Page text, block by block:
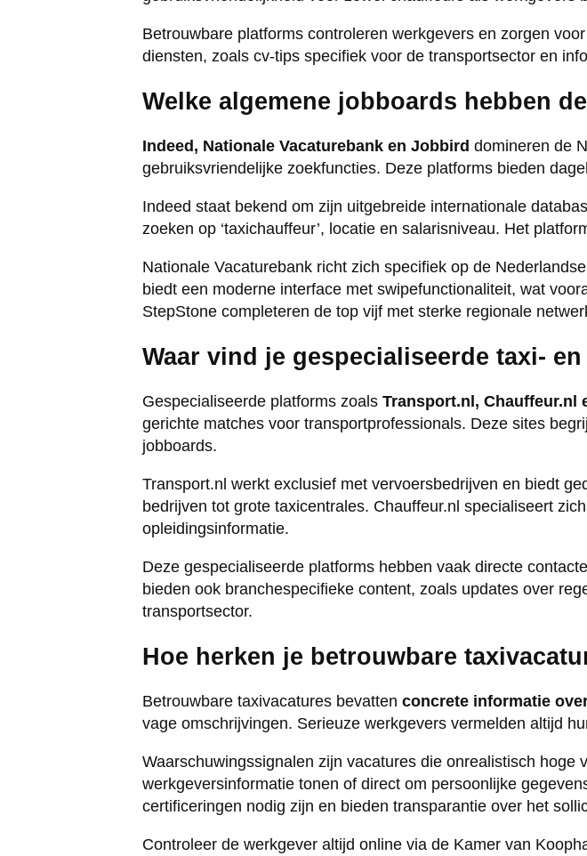
Betrouwbare platforms controleren werkgevers en zorgen
diensten, zoals cv-tips specifiek voor de transportsector en
Welke algemene jobboards hebben
Indeed, Nationale Vacaturebank en Jobbird domineren de
gebruiksvriendelijke zoekfuncties. Deze platforms bieden
Indeed staat bekend om zijn uitgebreide internationale
zoeken op ‘taxichauffeur’, locatie en salarisniveau. Het
Nationale Vacaturebank richt zich specifiek op de
biedt een moderne interface met swipefunctionaliteit, wat
StepStone completeren de top vijf met sterke regionale
Waar vind je gespecialiseerde taxi-
Gespecialiseerde platforms zoals Transport.nl, Chauffeur.nl
gerichte matches voor transportprofessionals. Deze sites
jobboards.
Transport.nl werkt exclusief met vervoersbedrijven en biedt
bedrijven tot grote taxicentrales. Chauffeur.nl specialiseert
opleidingsinformatie.
Deze gespecialiseerde platforms hebben vaak directe
bieden ook branchespecifieke content, zoals updates over
transportsector.
Hoe herken je betrouwbare
Betrouwbare taxivacatures bevatten concrete informatie
vage omschrijvingen. Serieuze werkgevers vermelden altijd
Waarschuwingssignalen zijn vacatures die onrealistisch
werkgeversinformatie tonen of direct om persoonlijke
certificeringen nodig zijn en bieden transparantie over het
Controleer de werkgever altijd online via de Kamer van